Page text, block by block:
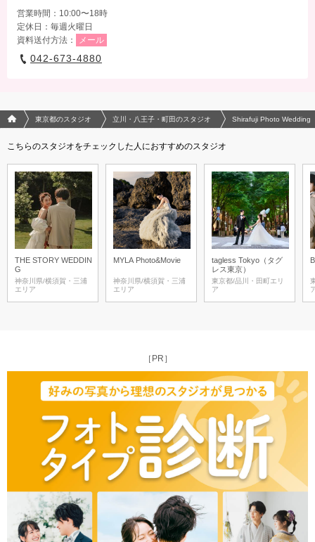
営業時間：10:00〜18時
定休日：毎週火曜日
資料送付方法：
メール
042-673-4880
フォトウエディング/結婚写真のPhotorait ホーム
東京都のスタジオ 立川・八王子・町田のスタジオ Shirafuji Photo Wedding
こちらのスタジオをチェックした人におすすめのスタジオ
THE STORY WEDDIN
G
神奈川県/横須賀・三浦
エリア
MYLA Photo&Movie
神奈川県/横須賀・三浦
エリア
tagless Tokyo（タグ
レス東京）
東京都/品川・田町エリ
ア
［PR］